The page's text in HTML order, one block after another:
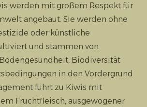
werden mit großem Respekt für
angebaut. Sie werden ohne
oder künstliche
und stammen von
Biodiversität
in den Vordergrund
führt zu Kiwis mit
Fruchtfleisch, ausgewogener